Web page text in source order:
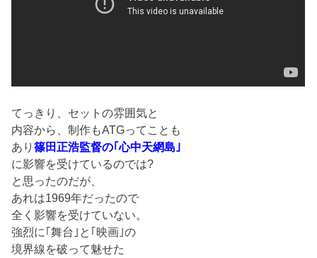
てっきり、セットの雰囲気と
内容から、制作もATGってことも
あり篠田正浩監督の｢心中天網島｣
に影響を受けているのでは?
と思ったのだが、
あれは1969年だったので
全く影響を受けていない。
強烈に｢舞台｣と｢映画｣の
境界線を破って魅せた